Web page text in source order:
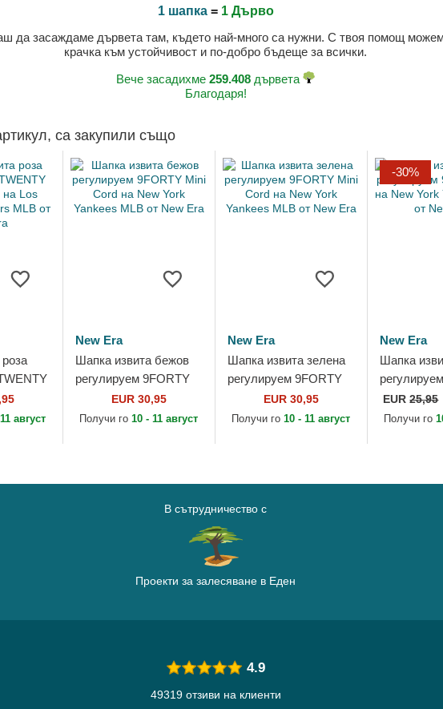
1 шапка= 1 Дърво
да засаждаме дървета там, където най-много са нужни. С твоя помощ
крачка към устойчивост и по-добро бъдеще за всички.
Вече засадихме 259.408 дървета
Благодаря!
са закупили също
Los
MLB
август
New Era
Шапка извита бежов
регулируем 9FORTY
Mini Cord на New York
Yankees MLB от New
EUR 30,95
Получи го10 - 11 август
New Era
Шапка извита зелена
регулируем 9FORTY
Mini Cord на New York
Yankees MLB от New
EUR 30,95
Получи го10 - 11 август
-30%
New Era
Шапка
Mini на
Yankees
EUR25,95
Получи го
В сътрудничество с
Проекти за залесяване в Еден
4.9
49319 отзиви на клиенти